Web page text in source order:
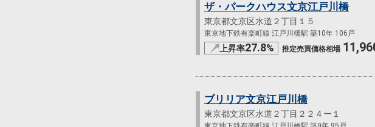
ザ・パークハウス文京江戸川橋
東京都文京区水道２丁目１５
東京地下鉄有楽町線 江戸川橋駅 築10年 106戸
上昇率27.8% 推定売買価格相場
ブリリア文京江戸川橋
東京都文京区水道２丁目２２４ー１